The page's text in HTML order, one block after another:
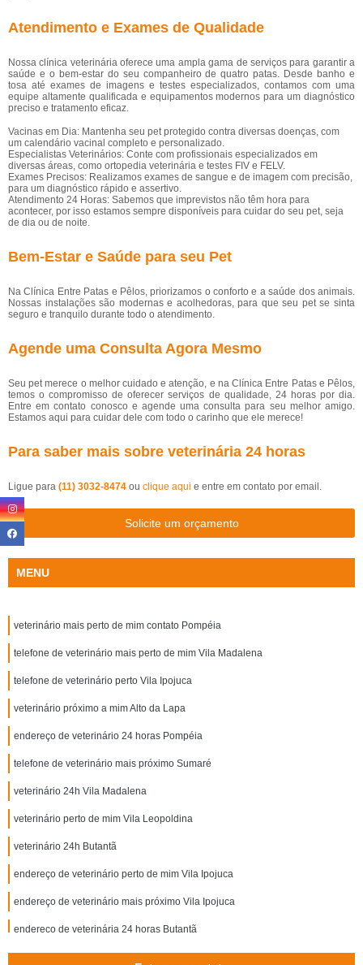
Atendimento e Exames de Qualidade
Nossa clínica veterinária oferece uma ampla gama de serviços para garantir a
saúde e o bem-estar do seu companheiro de quatro patas. Desde banho e
tosa até exames de imagens e testes especializados, contamos com uma
equipe altamente qualificada e equipamentos modernos para um diagnóstico
preciso e tratamento eficaz.
Vacinas em Dia: Mantenha seu pet protegido contra diversas doenças, com
um calendário vacinal completo e personalizado.
Especialistas Veterinários: Conte com profissionais especializados em
diversas áreas, como ortopedia veterinária e testes FIV e FELV.
Exames Precisos: Realizamos exames de sangue e de imagem com precisão,
para um diagnóstico rápido e assertivo.
Atendimento 24 Horas: Sabemos que imprevistos não têm hora para
acontecer, por isso estamos sempre disponíveis para cuidar do seu pet, seja
de dia ou de noite.
Bem-Estar e Saúde para seu Pet
Na Clínica Entre Patas e Pêlos, priorizamos o conforto e a saúde dos animais.
Nossas instalações são modernas e acolhedoras, para que seu pet se sinta
seguro e tranquilo durante todo o atendimento.
Agende uma Consulta Agora Mesmo
Seu pet merece o melhor cuidado e atenção, e na Clínica Entre Patas e Pêlos,
temos o compromisso de oferecer serviços de qualidade, 24 horas por dia.
Entre em contato conosco e agende uma consulta para seu melhor amigo.
Estamos aqui para cuidar dele com todo o carinho que ele merece!
Para saber mais sobre veterinária 24 horas
Ligue para (11) 3032-8474 ou clique aqui e entre em contato por email.
Solicite um orçamento
MENU
veterinário mais perto de mim contato Pompéia
telefone de veterinário mais perto de mim Vila Madalena
telefone de veterinário perto Vila Ipojuca
veterinário próximo a mim Alto da Lapa
endereço de veterinário 24 horas Pompéia
telefone de veterinário mais próximo Sumaré
veterinário 24h Vila Madalena
veterinário perto de mim Vila Leopoldina
veterinário 24h Butantã
endereço de veterinário perto de mim Vila Ipojuca
endereço de veterinário mais próximo Vila Ipojuca
endereço de veterinária 24 horas Butantã